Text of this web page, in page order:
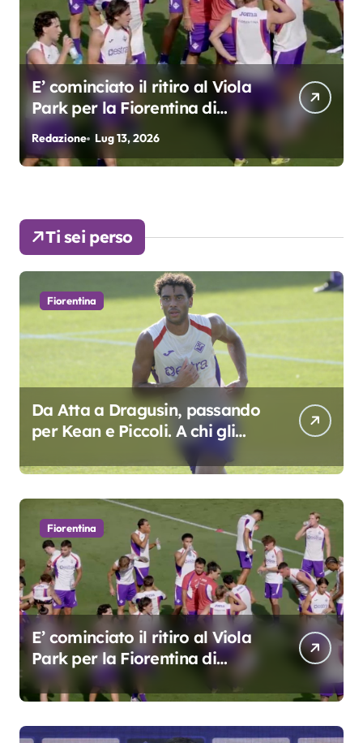
Grosso: “Giocheremo col 4-3-
3. Kean e Fagioli
fondamentali. Atta grande
colpo”
Redazione Lug 9, 2026
Ti sei perso
Fiorentina
Da Atta a Dragusin, passando
per Kean e Piccoli. A chi gli
oscar del precampionato?
Fiorentina
E’ cominciato il ritiro al Viola
Park per la Fiorentina di
Grosso